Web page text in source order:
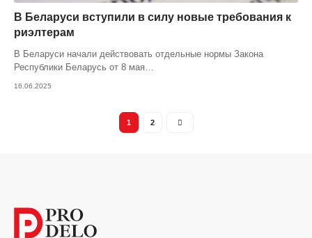
В Беларуси вступили в силу новые требования к
риэлтерам
В Беларуси начали действовать отдельные нормы Закона
Республики Беларусь от 8 мая…
16.06.2025
1 2